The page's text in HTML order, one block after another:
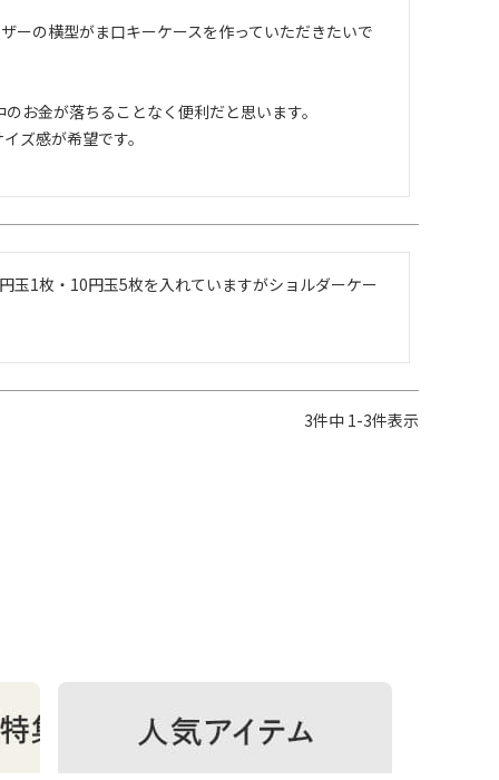
ーの横型がま口キーケースを作っていただきたいで
お金が落ちることなく便利だと思います。
ズ感が希望です。
玉1枚・10円玉5枚を入れていますがショルダーケー
3件中 1-3件表示